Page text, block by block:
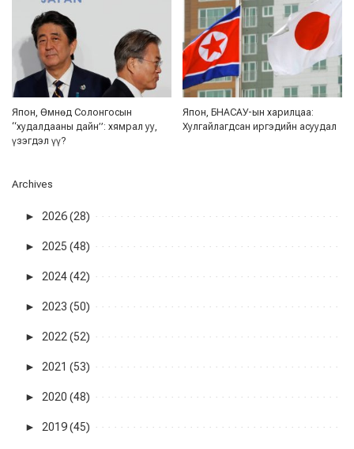
Япон, Өмнөд Солонгосын
“худалдааны дайн”: хямрал уу,
үзэгдэл үү?
Япон, БНАСАУ-ын харилцаа:
Хулгайлагдсан иргэдийн асуудал
Archives
► 2026 (28)
► 2025 (48)
► 2024 (42)
► 2023 (50)
► 2022 (52)
► 2021 (53)
► 2020 (48)
► 2019 (45)